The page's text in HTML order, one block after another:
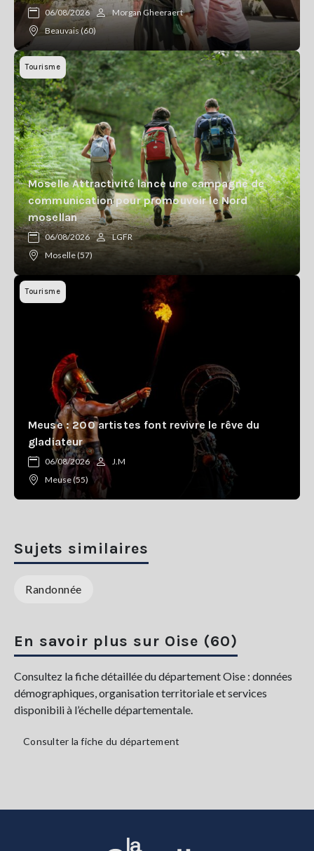
06/08/2026
Morgan Gheeraert
Beauvais (60)
Tourisme
Moselle Attractivité lance une campagne de
communication pour promouvoir le Nord
mosellan
06/08/2026
LGFR
Moselle (57)
Tourisme
Meuse : 200 artistes font revivre le rêve du
gladiateur
06/08/2026
J.M
Meuse (55)
Sujets similaires
Randonnée
En savoir plus sur Oise (60)
Consultez la fiche détaillée du département Oise : données
démographiques, organisation territoriale et services
disponibili à l’échelle départementale.
Consulter la fiche du département